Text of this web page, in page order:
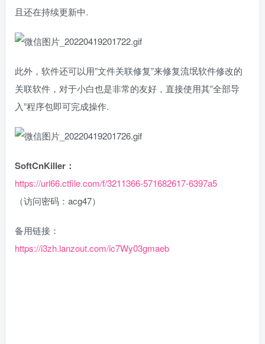
且还在持续更新中.
此外，软件还可以用”文件关联修复”来修复流氓软件修改的
关联软件，对于小白也是非常的友好，直接使用其”全部导
入”程序包即可完成操作.
SoftCnKiller：
https://url66.ctfile.com/f/3211366-571682617-6397a5
（访问密码：acg47）
备用链接：
https://i3zh.lanzout.com/ic7Wy03gmaeb